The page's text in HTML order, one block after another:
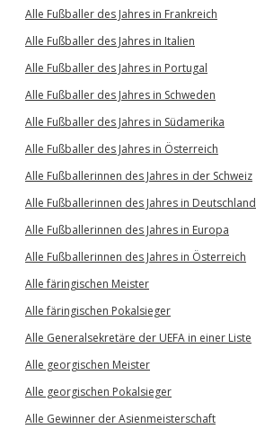
Alle Fußballer des Jahres in Frankreich
Alle Fußballer des Jahres in Italien
Alle Fußballer des Jahres in Portugal
Alle Fußballer des Jahres in Schweden
Alle Fußballer des Jahres in Südamerika
Alle Fußballer des Jahres in Österreich
Alle Fußballerinnen des Jahres in der Schweiz
Alle Fußballerinnen des Jahres in Deutschland
Alle Fußballerinnen des Jahres in Europa
Alle Fußballerinnen des Jahres in Österreich
Alle färingischen Meister
Alle färingischen Pokalsieger
Alle Generalsekretäre der UEFA in einer Liste
Alle georgischen Meister
Alle georgischen Pokalsieger
Alle Gewinner der Asienmeisterschaft